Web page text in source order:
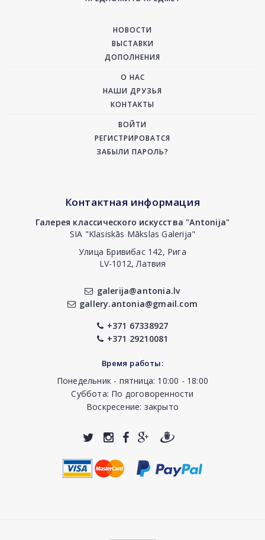
НОВОСТИ
ВЫСТАВКИ
ДОПОЛНЕНИЯ
О НАС
НАШИ ДРУЗЬЯ
КОНТАКТЫ
ВОЙТИ
РЕГИСТРИРОВАТСЯ
ЗАБЫЛИ ПАРОЛЬ?
Контактная информация
Галерея классического искусства "Antonija"
SIA "Klasiskās Mākslas Galerija"
Улица Бривибас 142, Рига
LV-1012, Латвия
galerija@antonia.lv
gallery.antonia@gmail.com
+371 67338927
+371 29210081
Время работы:
Понедельник - пятница: 10:00 - 18:00
Суббота: По договоренности
Воскресение: закрыто